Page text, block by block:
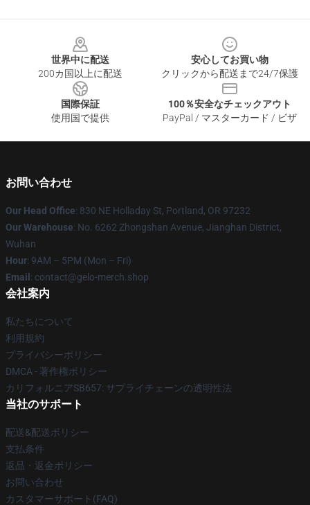
世界中に配送
200カ国以上に配送
安心してお買い物
クリックから配送まで24/7保護
国際保証
使用国で提供
100％安全なチェックアウト
PayPal / マスターカード / ビザ
お問い合わせ
Our Head Office: 830 NE Holladay St, Portland, OR 97232
Our Warehouse: No. 6262 Zhongshan Avenue, Jianghan District,
Wuhan
Hour: 9AM – 5PM (Mon – Fri)
Email : contact@gelo-merch.shop
会社案内
私たちについて
利用規約
プライバシーポリシー
DMCA - 著作権ポリシー
カリフォルニアSB657: サプライチェーンの透明性法
当社のサポート
配送&配送ポリシー
支払条件
返品・返金ポリシー
お問い合わせ
カスタマーサポート(FAQ)